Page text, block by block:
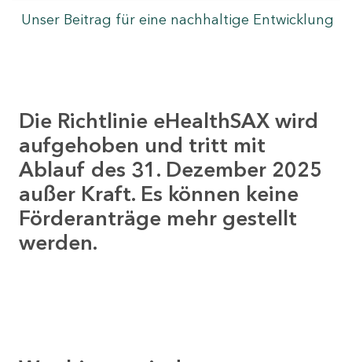
Unser Beitrag für eine nachhaltige Entwicklung
Die Richtlinie eHealthSAX wird
aufgehoben und tritt mit
Ablauf des 31. Dezember 2025
außer Kraft. Es können keine
Förderanträge mehr gestellt
werden.